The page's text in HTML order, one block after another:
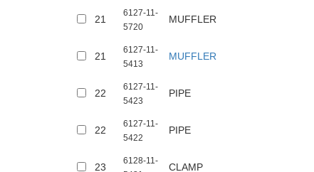
21
6127-11-
5720
MUFFLER
21
6127-11-
5413
MUFFLER
22
6127-11-
5423
PIPE
22
6127-11-
5422
PIPE
23
6128-11-
CLAMP